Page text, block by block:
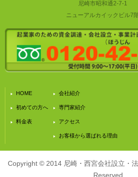
尼崎市昭和通2-7-1
ニューアルカイックビル7
HOME
初めての方へ
料金表
会社紹介
専門家紹介
アクセス
お客様から選ばれる理由
Copyright © 2014 尼崎・西宮会社設立・
Reserved.